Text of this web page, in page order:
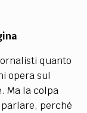
quanto
opera sul
Ma la colpa
parlare, perché